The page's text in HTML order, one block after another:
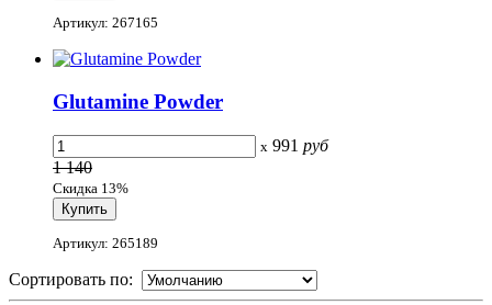
Артикул: 267165
Glutamine Powder
x 991 руб
1 140
Скидка 13%
Артикул: 265189
Сортировать по: